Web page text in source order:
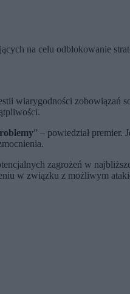
na celu odblokowanie
wiarygodności zobowiązań
” – powiedział premier.
zagrożeń w
w związku z możliwym